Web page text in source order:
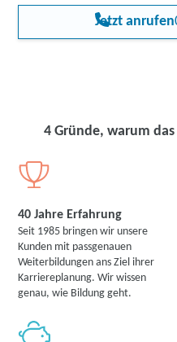
Jetzt anrufen
4 Gründe, warum
40 Jahre Erfahrung
Seit 1985 bringen wir unsere
Kunden mit passgenauen
Weiterbildungen ans Ziel ihrer
Karriereplanung. Wir wissen
genau, wie Bildung geht.